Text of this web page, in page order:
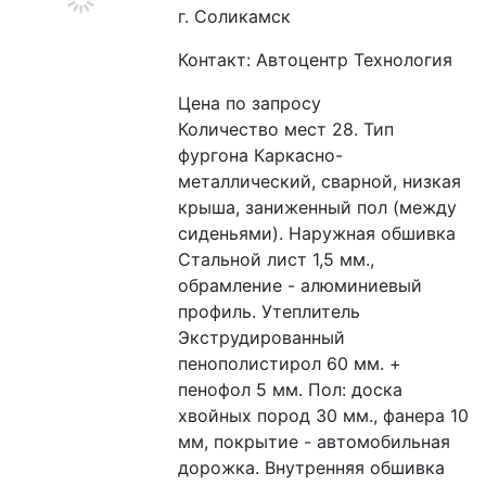
г. Соликамск
Контакт: Автоцентр Технология
Цена по запросу
Количество мест 28. Тип
фургона Каркасно-
металлический, сварной, низкая
крыша, заниженный пол (между
сиденьями). Наружная обшивка
Стальной лист 1,5 мм.,
обрамление - алюминиевый
профиль. Утеплитель
Экструдированный
пенополистирол 60 мм. +
пенофол 5 мм. Пол: доска
хвойных пород 30 мм., фанера 10
мм, покрытие - автомобильная
дорожка. Внутренняя обшивка